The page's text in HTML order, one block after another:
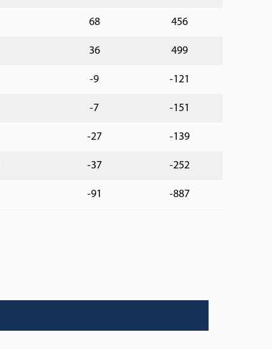
68 456
36 499
-9 -121
-7 -151
-27 -139
-37 -252
-91 -887